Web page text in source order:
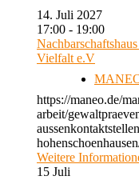
14. Juli 2027
17:00 - 19:00
Vielfalt e.V
https://maneo.de/
arbeit/
Weitere
15 Juli